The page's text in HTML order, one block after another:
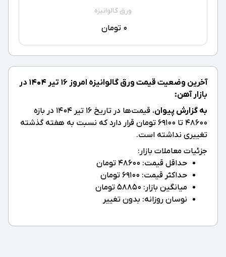
ورق گالوانیزه
0 تومان
آخرین وضعیت قیمت ورق گالوانیزه امروز ۱۶ تیر ۱۴۰۴ در
بازار آهن:
به گزارش پیوان
، قیمت‌ها در تاریخ ۱۶ تیر ۱۴۰۴ در بازه
48600 تا 69100 تومان قرار دارد که نسبت به هفته گذشته
تغییری نداشته است.
جزئیات معاملات بازار:
حداقل قیمت: 48600 تومان
حداکثر قیمت: 69100 تومان
میانگین بازار: 58850 تومان
نوسان روزانه: بدون تغییر